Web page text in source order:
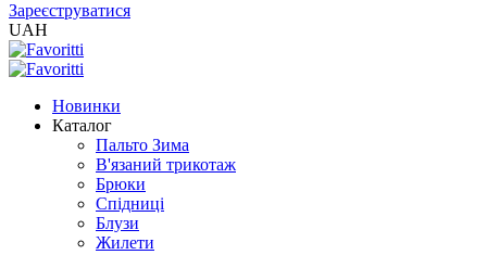
Зареєструватися
UAH
Новинки
Каталог
Пальто Зима
В'язаний трикотаж
Брюки
Спідниці
Блузи
Жилети
EXCEL
2005
(Опт)
XLSX